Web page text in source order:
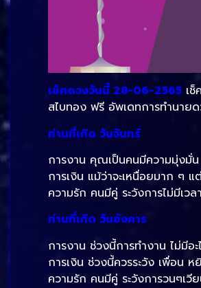
เช็คดวงวันนี้ 28-06-2565 เ
สไบทอง ฟรี อัพเดทการทำนาย
ท่านที่เกิด วันจันทร์
การงาน คุณเป็นคนมีความมุ่งมั่น
การเงิน แม้ว่าจะเหนื่อยมาก ๆ
ความรัก คนมีคู่ ระวังการไม่มีเ
ท่านที่เกิด วันอังคาร
การงาน ช่วงนี้การทำงาน ไม่มีอ
การเงิน ช่วงนี้ควรระวัง เพื่อน ห
ความรัก คนมีคู่ ระวังการวนๆเ